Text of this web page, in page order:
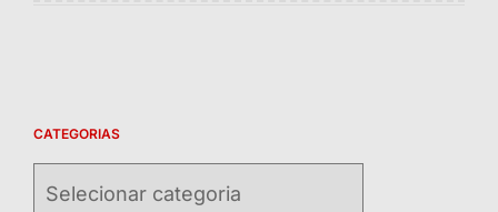
CATEGORIAS